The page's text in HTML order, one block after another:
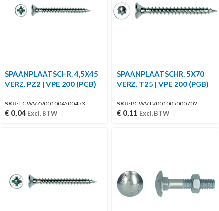
SPAANPLAATSCHR. 4,5X45
VERZ. PZ2 | VPE 200 (PGB)
SKU:PGWVZV001004500453
€ 0,04 Excl. BTW
SPAANPLAATSCHR. 5X70
VERZ. T25 | VPE 200 (PGB)
SKU:PGWVTV001005000702
€ 0,11 Excl. BTW